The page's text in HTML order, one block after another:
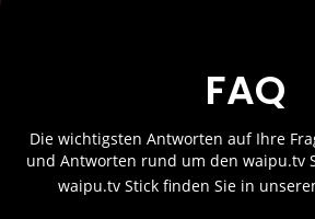
FAQ
Die wichtigsten Antworten auf Ihre
und Antworten rund um den waipu.tv
waipu.tv Stick finden Sie in